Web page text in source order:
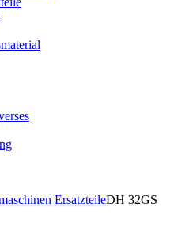
ErsatzteileDH 32GS